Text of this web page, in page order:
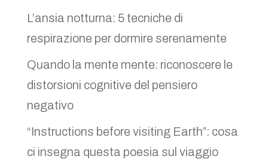
L’ansia notturna: 5 tecniche di
respirazione per dormire serenamente
Quando la mente mente: riconoscere le
distorsioni cognitive del pensiero
negativo
“Instructions before visiting Earth”: cosa
ci insegna questa poesia sul viaggio